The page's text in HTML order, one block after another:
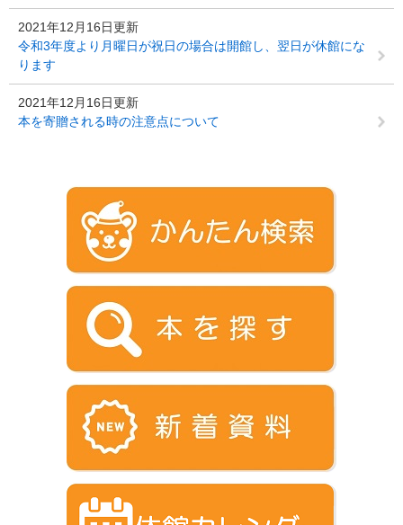
2021年12月16日更新
令和3年度より月曜日が祝日の場合は開館し、翌日が休館にな
ります
2021年12月16日更新
本を寄贈される時の注意点について